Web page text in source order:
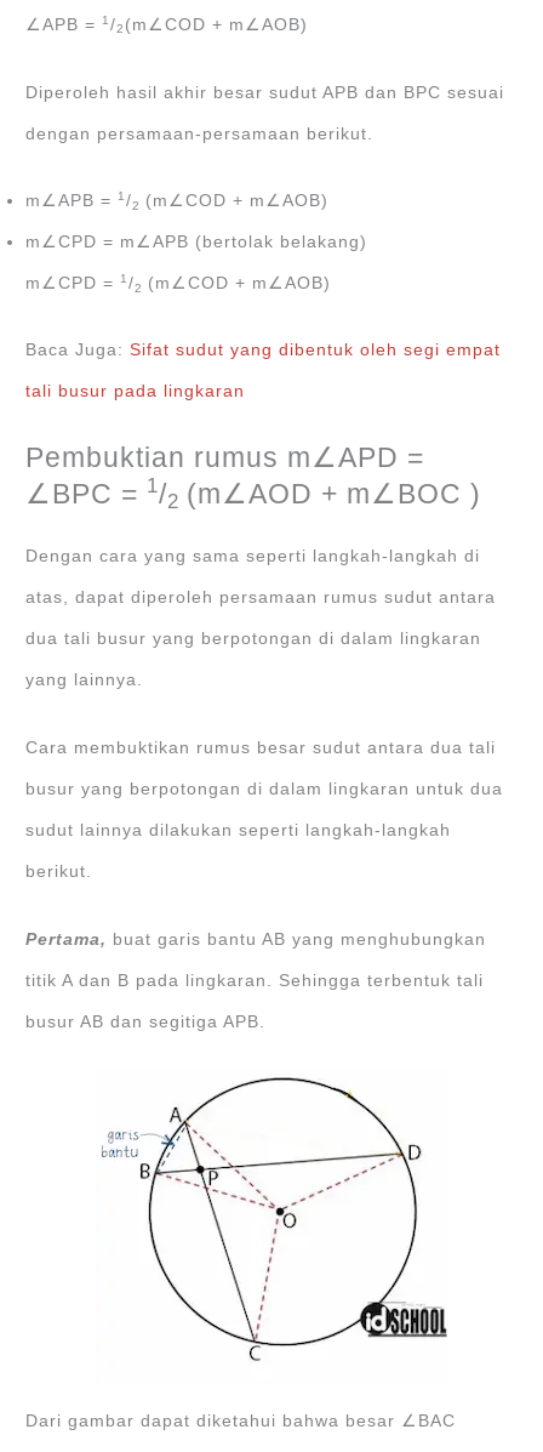
∠APB = 1 /2 (m∠COD + m∠AOB)
Diperoleh hasil akhir besar sudut APB dan BPC sesuai
dengan persamaan-persamaan berikut.
m∠APB = 1/2 (m∠COD + m∠AOB)
m∠CPD = m∠APB (bertolak belakang)
m∠CPD = 1/2 (m∠COD + m∠AOB)
Baca Juga:Sifat sudut yang dibentuk oleh segi empat
tali busur pada lingkaran
Pembuktian rumus m∠APD =
∠BPC = 1/2 (m∠AOD + m∠BOC )
Dengan cara yang sama seperti langkah-langkah di
atas, dapat diperoleh persamaan rumus sudut antara
dua tali busur yang berpotongan di dalam lingkaran
yang lainnya.
Cara membuktikan rumus besar sudut antara dua tali
busur yang berpotongan di dalam lingkaran untuk dua
sudut lainnya dilakukan seperti langkah-langkah
berikut.
Pertama, buat garis bantu AB yang menghubungkan
titik A dan B pada lingkaran. Sehingga terbentuk tali
busur AB dan segitiga APB.
Dari gambar dapat diketahui bahwa besar ∠BAC